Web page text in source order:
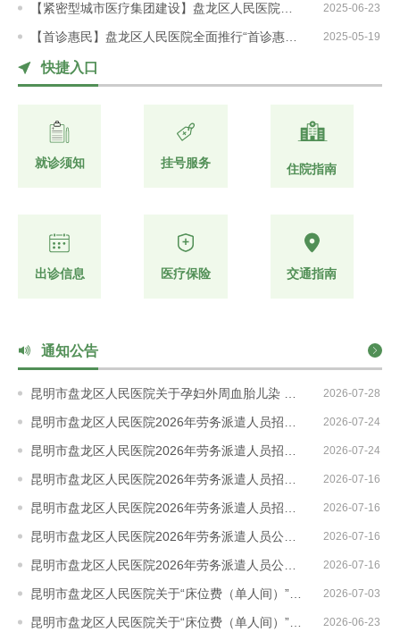
绍
医
工
健
宣
科
研
教
学
08:26:31
【紧密型城市医疗集团建设】盘龙区人民医院泌尿外科技术新突破—经皮肾镜（PCNL）技术开展 2025-06-23
10:40:14
【首诊惠民】盘龙区人民医院全面推行“首诊惠民行”服务模式 2025-05-19
快捷入口
就诊须知 挂号服务 住院指南
出诊信息 医疗保险 交通指南
通知公告
昆明市盘龙区人民医院关于孕妇外周血胎儿染 色体非整倍体检测医疗服务项目自主定价的公示说明 2026-07-28
13:58:22
昆明市盘龙区人民医院2026年劳务派遣人员招聘公告（放射技师）公示 2026-07-24
17:14:51
昆明市盘龙区人民医院2026年劳务派遣人员招聘公告（放射诊断医师）公示 2026-07-24
17:14:06
昆明市盘龙区人民医院2026年劳务派遣人员招聘公告（放射诊断医师） 2026-07-16
10:45:42
昆明市盘龙区人民医院2026年劳务派遣人员招聘公告（放射技师） 2026-07-16
10:45:37
昆明市盘龙区人民医院2026年劳务派遣人员公开招聘公告（儿科护理） 2026-07-16
10:45:34
昆明市盘龙区人民医院2026年劳务派遣人员公开招聘公告（中药房、煎药房） 2026-07-16
10:45:21
昆明市盘龙区人民医院关于“床位费（单人间）”医疗服务项目自主定价的公示 2026-07-03
20:48:19
昆明市盘龙区人民医院关于“床位费（单人间）”医疗服务项目自主定价的公示说明 2026-06-23